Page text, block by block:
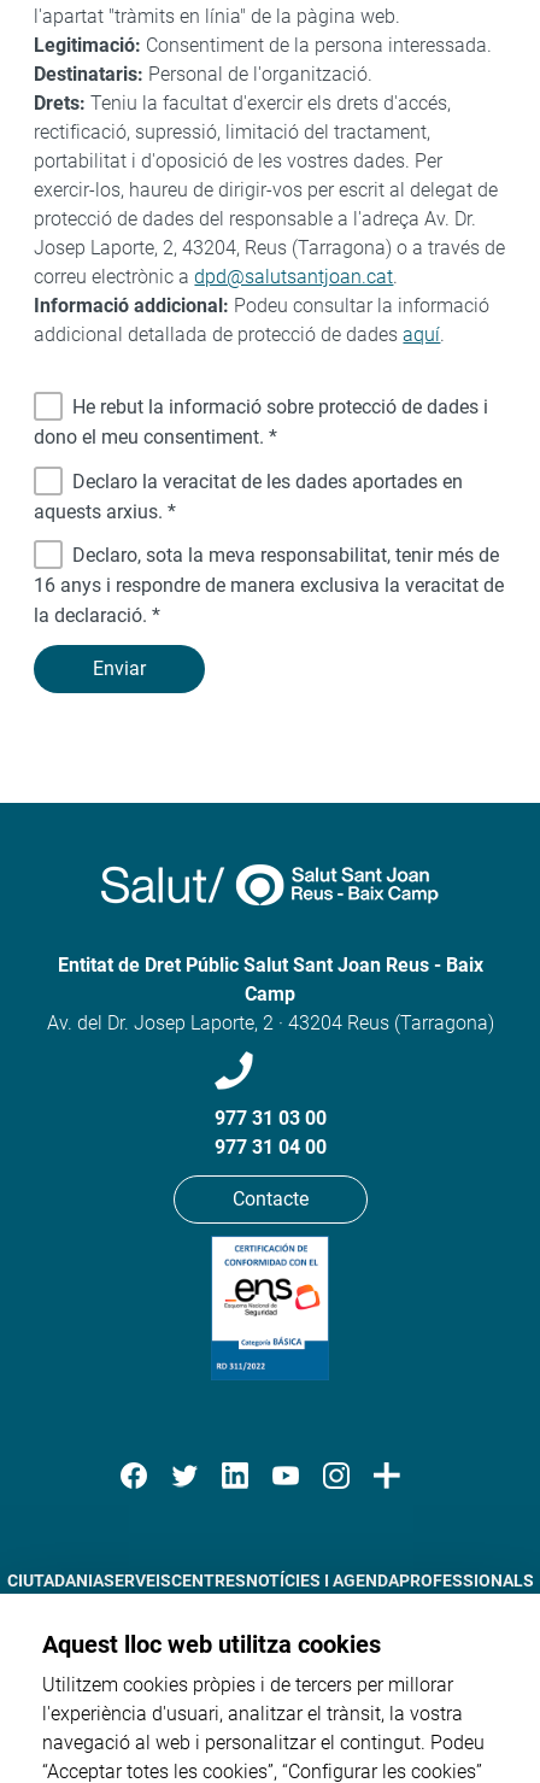
l'apartat "tràmits en línia" de la pàgina web.
Legitimació: Consentiment de la persona interessada.
Destinataris: Personal de l'organització.
Drets: Teniu la facultat d'exercir els drets d'accés,
rectificació, supressió, limitació del tractament,
portabilitat i d'oposició de les vostres dades. Per
exercir-los, haureu de dirigir-vos per escrit al delegat de
protecció de dades del responsable a l'adreça Av. Dr.
Josep Laporte, 2, 43204, Reus (Tarragona) o a través de
correu electrònic adpd@salutsantjoan.cat.
Informació addicional: Podeu consultar la informació
addicional detallada de protecció de dadesaquí.
He rebut la informació sobre protecció de dades i
dono el meu consentiment.*
Declaro la veracitat de les dades aportades en
aquests arxius.*
Declaro, sota la meva responsabilitat, tenir més de
16 anys i respondre de manera exclusiva la veracitat de
la declaració.*
Enviar
Entitat de Dret Públic Salut Sant Joan Reus - Baix
Camp
Av. del Dr. Josep Laporte, 2 · 43204 Reus (Tarragona)
977 31 03 00
977 31 04 00
Contacte
CIUTADANIASERVEISCENTRESNOTÍCIES I AGENDAPROFESSIONALS
Proveïdors
Aquest lloc web utilitza cookies
Utilitzem cookies pròpies i de tercers per millorar
l'experiència d'usuari, analitzar el trànsit, la vostra
navegació al web i personalitzar el contingut. Podeu
“Acceptar totes les cookies”, “Configurar les cookies”